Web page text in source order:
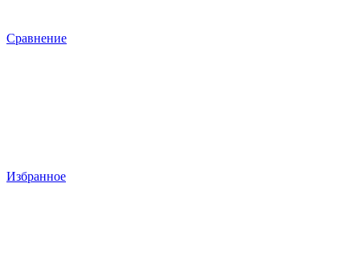
Сравнение
Избранное